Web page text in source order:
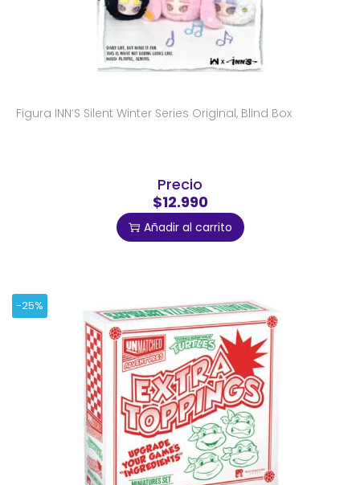
Figura INN’S Silent Winter Series Original, Blind Box
Precio
$12.990
Añadir al carrito
-25%